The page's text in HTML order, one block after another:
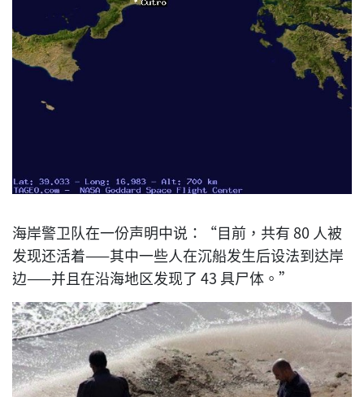
海岸警卫队在一份声明中说：“目前，共有 80 人被
发现还活着——其中一些人在沉船发生后设法到达岸
边——并且在沿海地区发现了 43 具尸体。”